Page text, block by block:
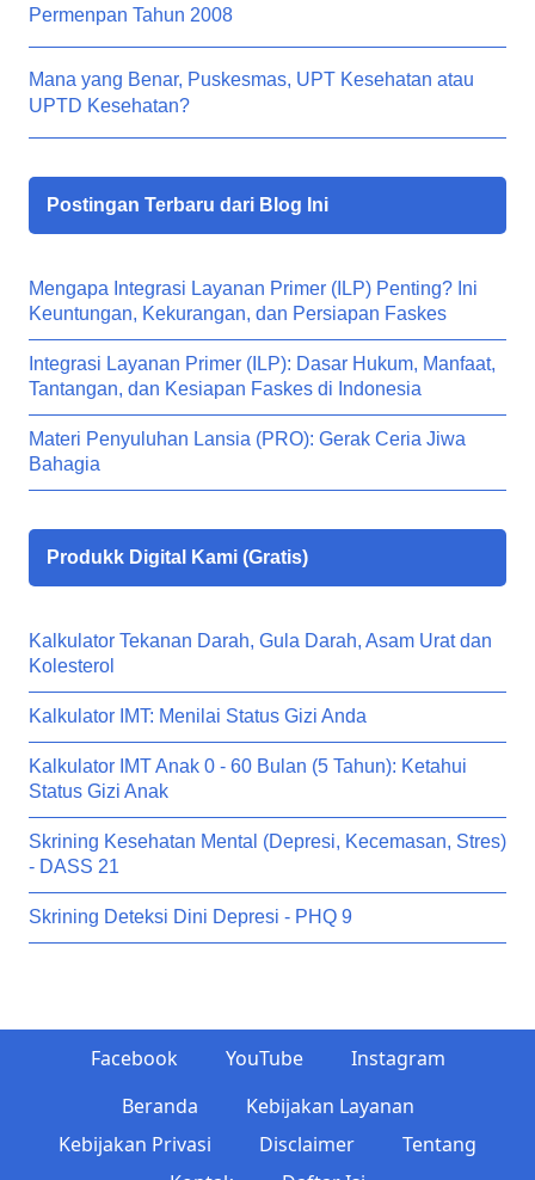
Permenpan Tahun 2008
Mana yang Benar, Puskesmas, UPT Kesehatan atau
UPTD Kesehatan?
Postingan Terbaru dari Blog Ini
Mengapa Integrasi Layanan Primer (ILP) Penting? Ini
Keuntungan, Kekurangan, dan Persiapan Faskes
Integrasi Layanan Primer (ILP): Dasar Hukum, Manfaat,
Tantangan, dan Kesiapan Faskes di Indonesia
Materi Penyuluhan Lansia (PRO): Gerak Ceria Jiwa
Bahagia
Produkk Digital Kami (Gratis)
Kalkulator Tekanan Darah, Gula Darah, Asam Urat dan
Kolesterol
Kalkulator IMT: Menilai Status Gizi Anda
Kalkulator IMT Anak 0 - 60 Bulan (5 Tahun): Ketahui
Status Gizi Anak
Skrining Kesehatan Mental (Depresi, Kecemasan, Stres)
- DASS 21
Skrining Deteksi Dini Depresi - PHQ 9
Facebook YouTube
Instagram
Beranda
Kebijakan Layanan
Kebijakan Privasi
Disclaimer
Tentang